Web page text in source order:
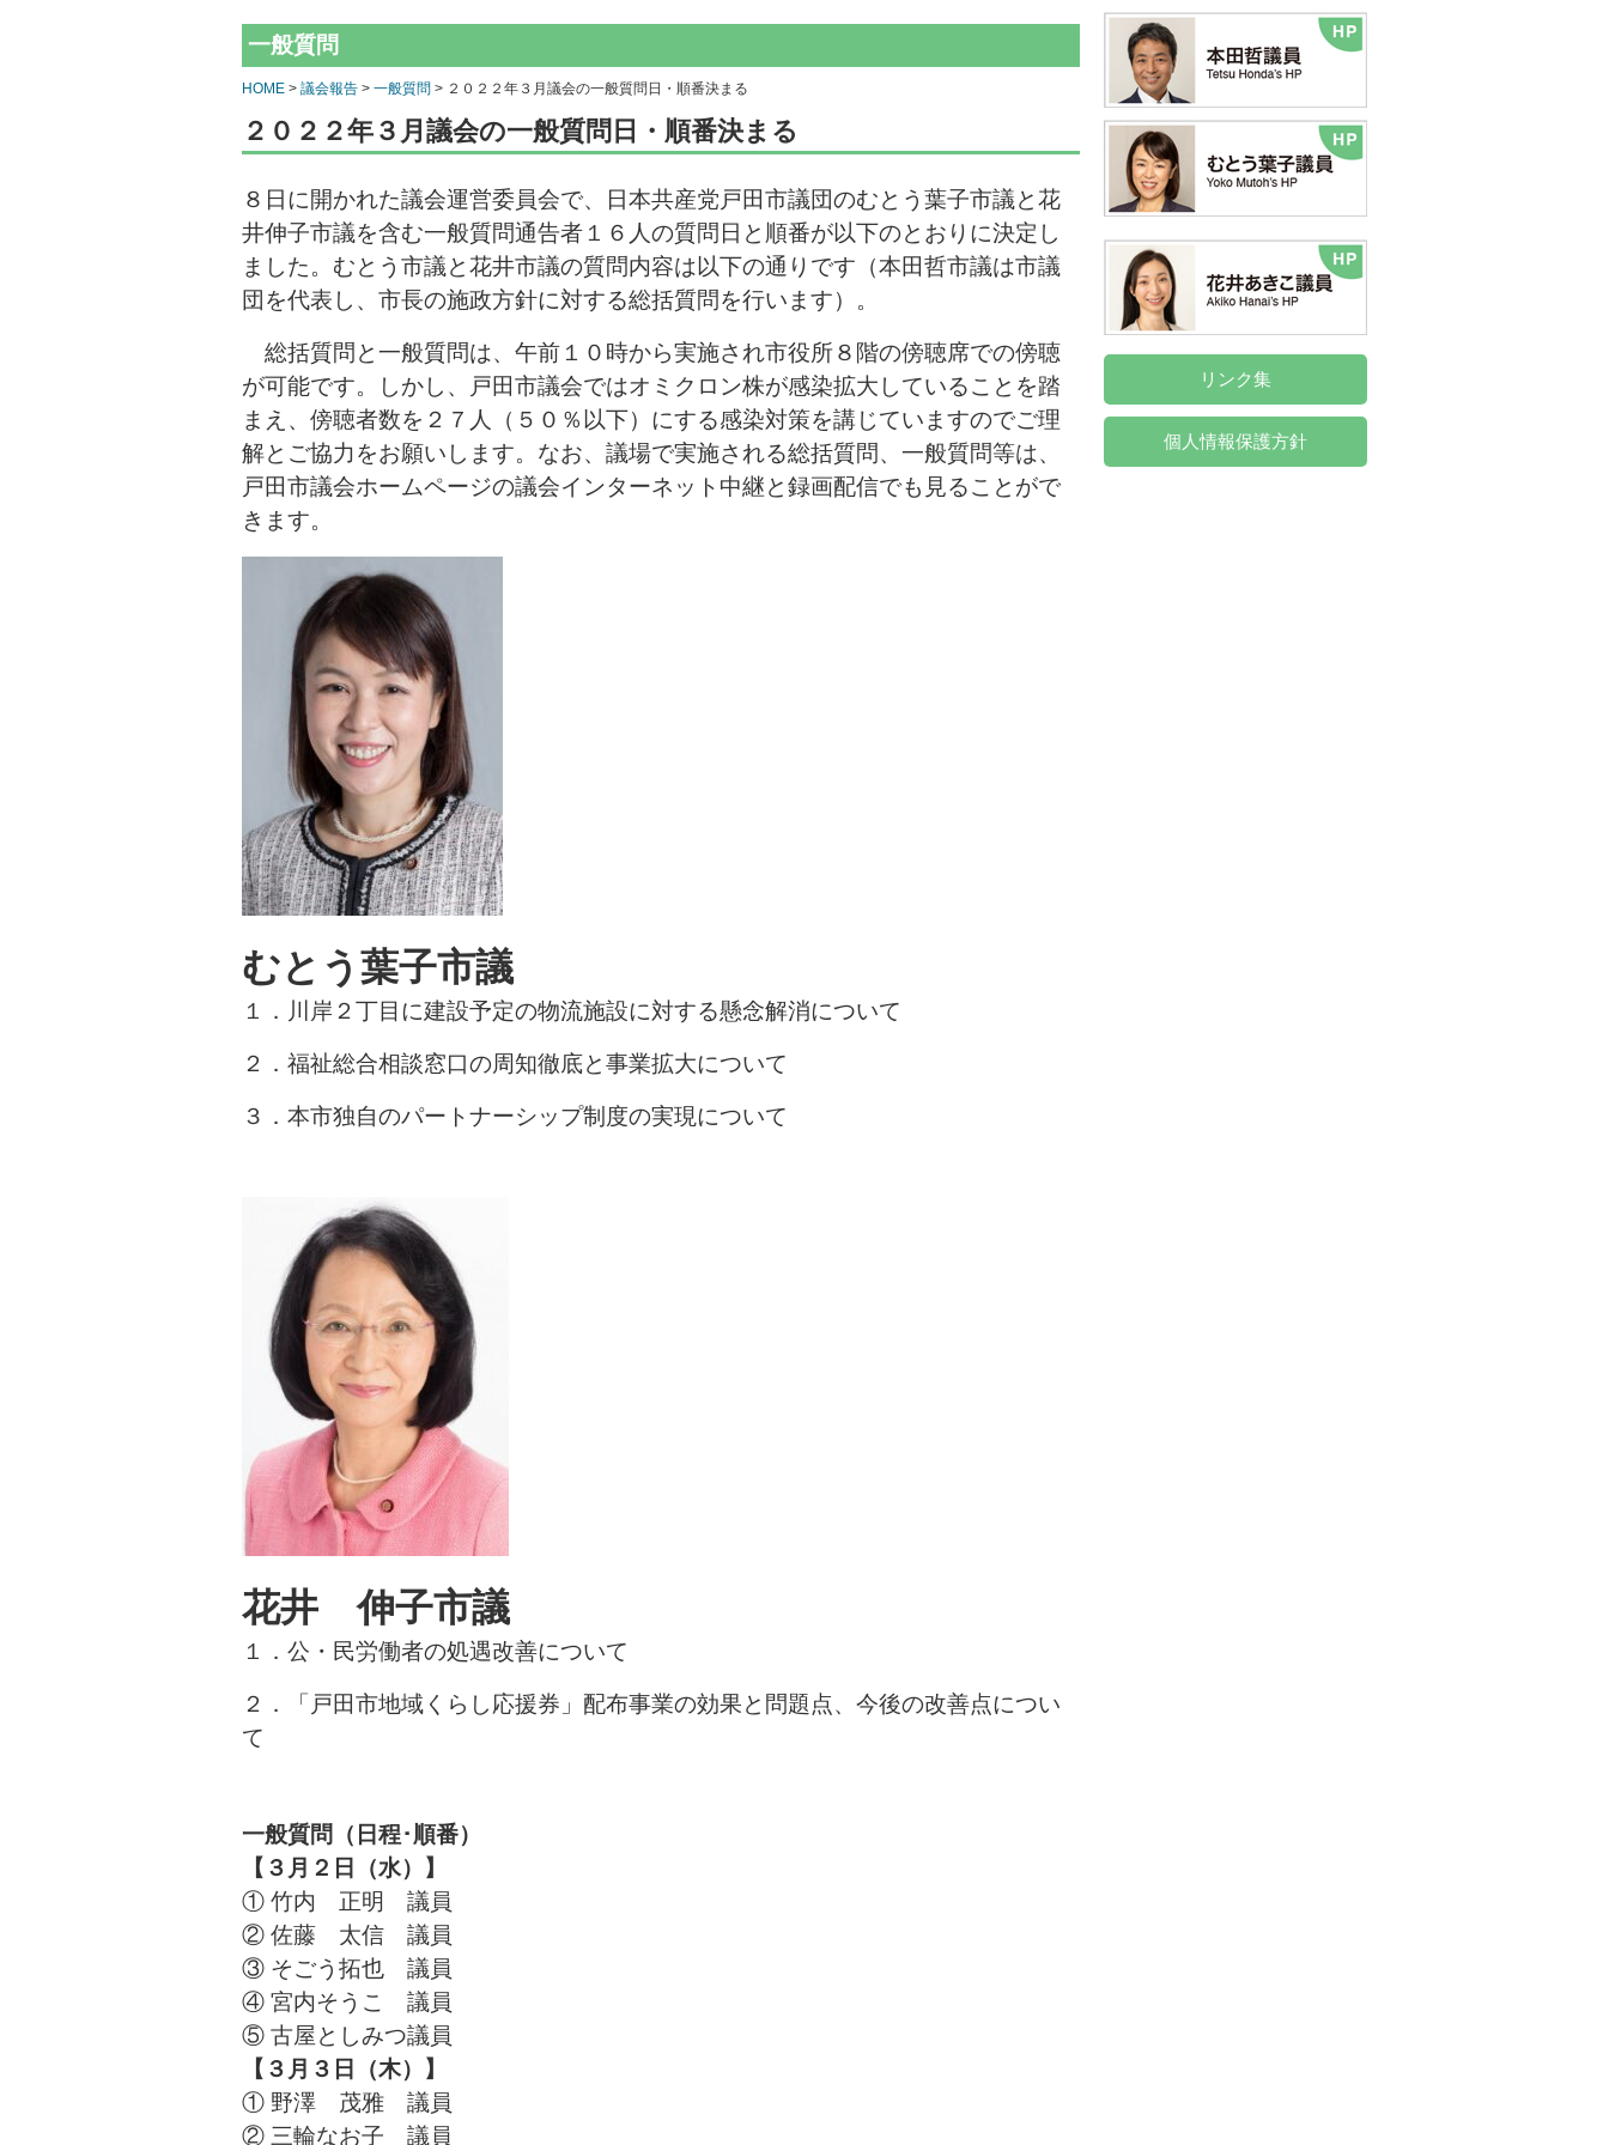
一般質問
HOME > 議会報告 > 一般質問 > ２０２２年３月議会の一般質問日・順番決まる
２０２２年３月議会の一般質問日・順番決まる
８日に開かれた議会運営委員会で、日本共産党戸田市議団のむとう葉子市議と花
井伸子市議を含む一般質問通告者１６人の質問日と順番が以下のとおりに決定し
ました。むとう市議と花井市議の質問内容は以下の通りです（本田哲市議は市議
団を代表し、市長の施政方針に対する総括質問を行います）。
総括質問と一般質問は、午前１０時から実施され市役所８階の傍聴席での傍聴
が可能です。しかし、戸田市議会ではオミクロン株が感染拡大していることを踏
まえ、傍聴者数を２７人（５０％以下）にする感染対策を講じていますのでご理
解とご協力をお願いします。 なお、議場で実施される総括質問、一般質問等は、
戸田市議会ホームページの議会インターネット中継と録画配信でも見ることがで
きます。
むとう葉子市議
１．川岸２丁目に建設予定の物流施設に対する懸念解消について
２．福祉総合相談窓口の周知徹底と事業拡大について
３．本市独自のパートナーシップ制度の実現について
花井 伸子市議
１．公・民労働者の処遇改善について
２．「戸田市地域くらし応援券」配布事業の効果と問題点、今後の改善点につい
て
一般質問（日程･順番）
【３月２日（水）】
① 竹内 正明 議員
② 佐藤 太信 議員
③ そごう拓也 議員
④ 宮内そうこ 議員
⑤ 古屋としみつ議員
【３月３日（木）】
① 野澤 茂雅 議員
② 三輪なお子 議員
リンク集
個人情報保護方針